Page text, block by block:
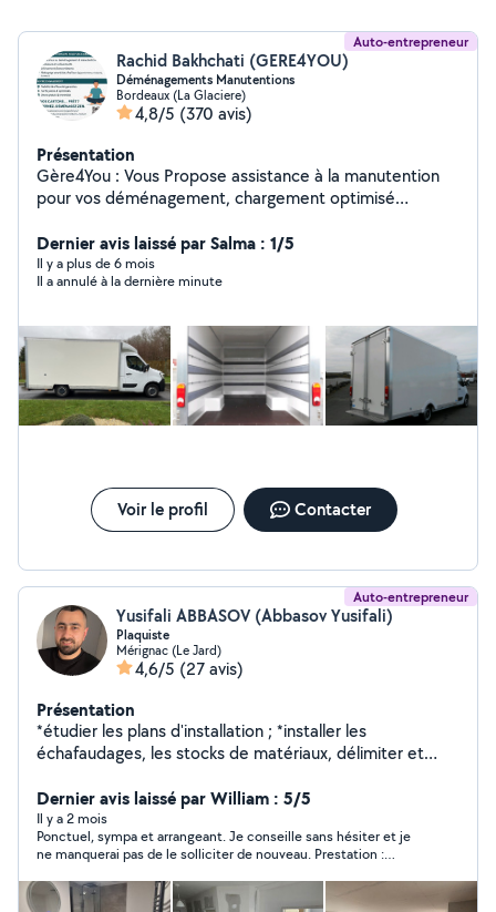
Auto-entrepreneur
Rachid Bakhchati (GERE4YOU)
Déménagements Manutentions
Bordeaux (La Glaciere)
4,8/5 (370 avis)
Présentation
Gère4You : Vous Propose assistance à la manutention
pour vos déménagement, chargement optimisé
et immédiat, Tarif Claire et juste Sans surprise
.**évacuation encombrants recyclage en déchetterie *
*Un service Nettoyage Avant vos états des lieux pour
réservez déménagez Zen.
Dernier avis laissé par Salma : 1/5
Il y a plus de 6 mois
Il a annulé à la dernière minute
Voir le profil Contacter
Auto-entrepreneur
Yusifali ABBASOV (Abbasov Yusifali)
Plaquiste
Mérignac (Le Jard)
4,6/5 (27 avis)
Présentation
*étudier les plans d'installation ; *installer les
échafaudages, les stocks de matériaux, délimiter et
alignements et les angles ; *percer les murs pour y fixer
les éléments d'isolation ; *poser les panneaux
préfabriqués pour délimiter les pièces ; *monter les
cloisons/sols/faux-plafonds ; mettre en place les
huisseries, encadrements, montants ; *réaliser des
Dernier avis laissé par William : 5/5
Il y a 2 mois
Ponctuel, sympa et arrangeant. Je conseille sans hésiter et je
ne manquerai pas de le solliciter de nouveau. Prestation :